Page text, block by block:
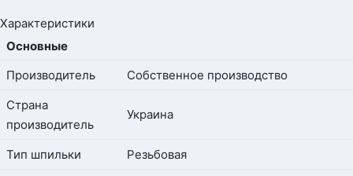
Характеристики
Основные
Производитель
Собственное производство
Страна
производитель
Украина
Тип шпильки
Резьбовая